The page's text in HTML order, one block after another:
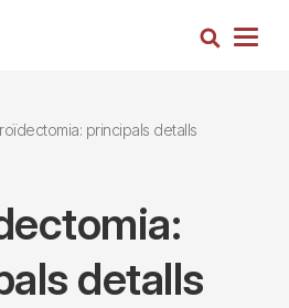
Cerca
principals detalls
detalls